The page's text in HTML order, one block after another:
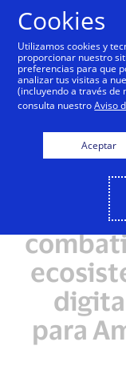
IA
para
Cookies
Utilizamos cookies y
proporcionar nuestro
preferencias para que
analizar tus visitas a
(incluyendo a través de
consulta nuestroAviso
Aceptar